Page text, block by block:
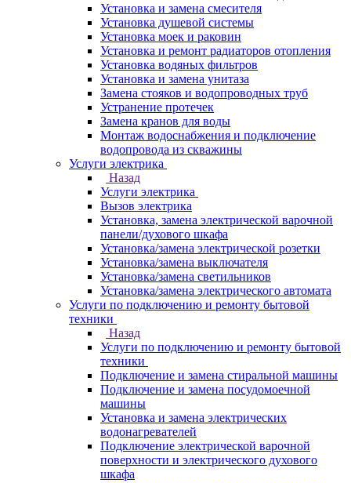
Установка и замена смесителя
Установка душевой системы
Установка моек и раковин
Установка и ремонт радиаторов отопления
Установка водяных фильтров
Установка и замена унитаза
Замена стояков и водопроводных труб
Устранение протечек
Замена кранов для воды
Монтаж водоснабжения и подключение
водопровода из скважины
Услуги электрика
Назад
Услуги электрика
Вызов электрика
Установка, замена электрической варочной
панели/духового шкафа
Установка/замена электрической розетки
Установка/замена выключателя
Установка/замена светильников
Установка/замена электрического автомата
Услуги по подключению и ремонту бытовой
техники
Назад
Услуги по подключению и ремонту бытовой
техники
Подключение и замена стиральной машины
Подключение и замена посудомоечной
машины
Установка и замена электрических
водонагревателей
Подключение электрической варочной
поверхности и электрического духового
шкафа